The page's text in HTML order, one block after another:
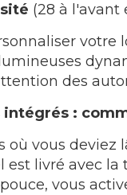
(28 à l'avant
votre
des
intégrés :
où vous deviez
est livré avec la
vous